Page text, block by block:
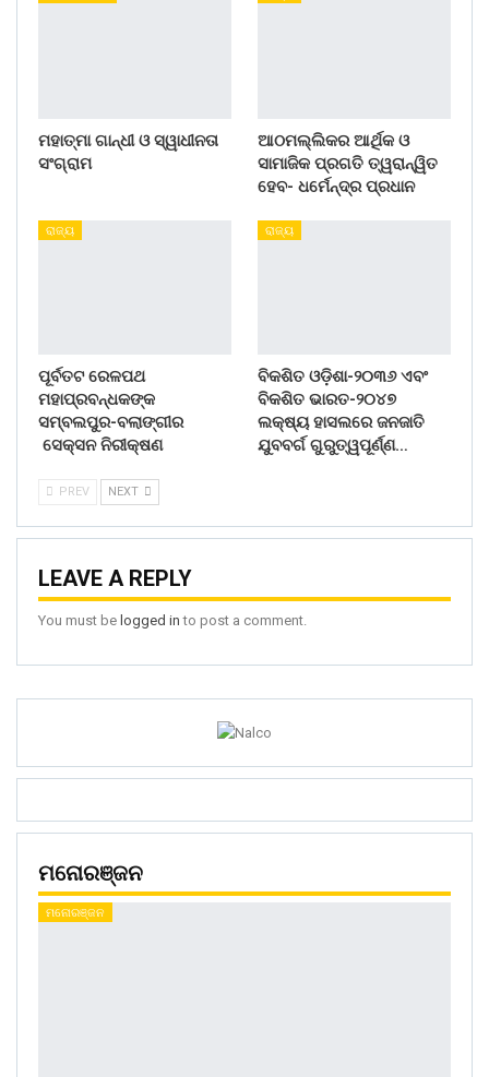
ମହାତ୍ମା ଗାନ୍ଧୀ ଓ ସ୍ୱାଧୀନତା
ସଂଗ୍ରାମ
ଆଠମଲ୍ଲିକର ଆର୍ଥିକ ଓ
ସାମାଜିକ ପ୍ରଗତି ତ୍ୱରାନ୍ୱିତ
ହେବ- ଧର୍ମେନ୍ଦ୍ର ପ୍ରଧାନ
ରାଜ୍ୟ
ପୂର୍ବତଟ ରେଳପଥ
ମହାପ୍ରବନ୍ଧକଙ୍କ
ସମ୍ବଲପୁର-ବଲାଙ୍ଗୀର
ସେକ୍ସନ ନିରୀକ୍ଷଣ
ରାଜ୍ୟ
ବିକଶିତ ଓଡ଼ିଶା-୨୦୩୬ ଏବଂ
ବିକଶିତ ଭାରତ-୨୦୪୭
ଲକ୍ଷ୍ୟ ହାସଲରେ ଜନଜାତି
ଯୁବବର୍ଗ ଗୁରୁତ୍ୱପୂର୍ଣ୍ଣ…
PREV NEXT
LEAVE A REPLY
You must be logged in to post a comment.
ମନୋରଞ୍ଜନ
ମନୋରଞ୍ଜନ